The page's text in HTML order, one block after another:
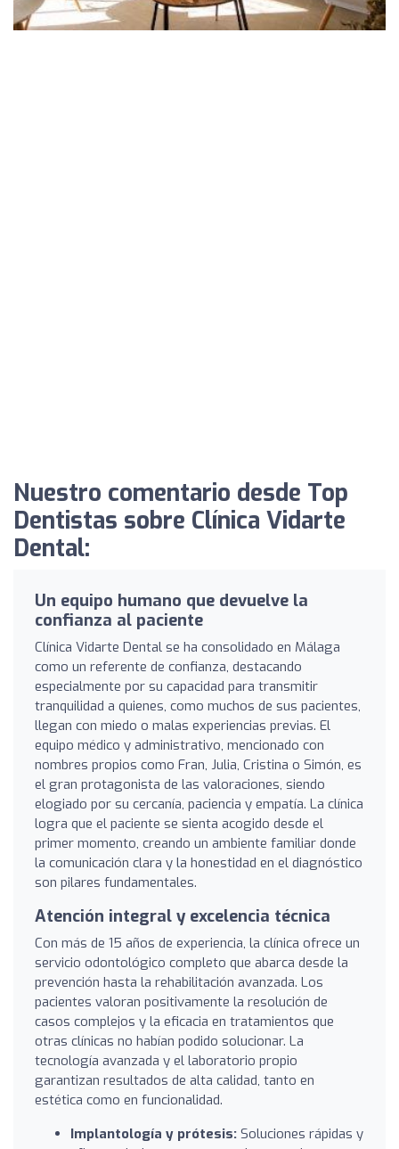
Nuestro comentario desde Top
Dentistas sobre Clínica Vidarte
Dental:
Un equipo humano que devuelve la
confianza al paciente
Clínica Vidarte Dental se ha consolidado en Málaga
como un referente de confianza, destacando
especialmente por su capacidad para transmitir
tranquilidad a quienes, como muchos de sus pacientes,
llegan con miedo o malas experiencias previas. El
equipo médico y administrativo, mencionado con
nombres propios como Fran, Julia, Cristina o Simón, es
el gran protagonista de las valoraciones, siendo
elogiado por su cercanía, paciencia y empatía. La clínica
logra que el paciente se sienta acogido desde el
primer momento, creando un ambiente familiar donde
la comunicación clara y la honestidad en el diagnóstico
son pilares fundamentales.
Atención integral y excelencia técnica
Con más de 15 años de experiencia, la clínica ofrece un
servicio odontológico completo que abarca desde la
prevención hasta la rehabilitación avanzada. Los
pacientes valoran positivamente la resolución de
casos complejos y la eficacia en tratamientos que
otras clínicas no habían podido solucionar. La
tecnología avanzada y el laboratorio propio
garantizan resultados de alta calidad, tanto en
estética como en funcionalidad.
Implantología y prótesis: Soluciones rápidas y